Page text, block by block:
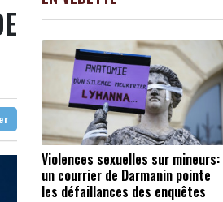
sargasses
à la carte électorale redessinée
-0.41%
1.64% 4392.86
0.08% 4329.06
Violences sexuelles sur mineurs:
un courrier de Darmanin pointe
les défaillances des enquêtes